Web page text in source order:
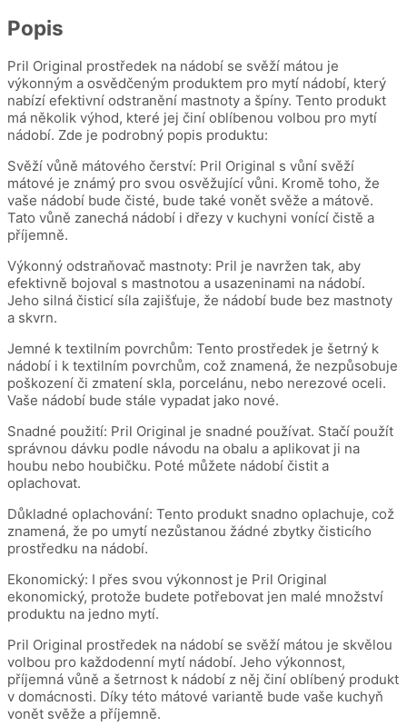
Popis
Pril Original prostředek na nádobí se svěží mátou je
výkonným a osvědčeným produktem pro mytí nádobí, který
nabízí efektivní odstranění mastnoty a špíny. Tento produkt
má několik výhod, které jej činí oblíbenou volbou pro mytí
nádobí. Zde je podrobný popis produktu:
Svěží vůně mátového čerství: Pril Original s vůní svěží
mátové je známý pro svou osvěžující vůni. Kromě toho, že
vaše nádobí bude čisté, bude také vonět svěže a mátově.
Tato vůně zanechá nádobí i dřezy v kuchyni vonící čistě a
příjemně.
Výkonný odstraňovač mastnoty: Pril je navržen tak, aby
efektivně bojoval s mastnotou a usazeninami na nádobí.
Jeho silná čisticí síla zajišťuje, že nádobí bude bez mastnoty
a skvrn.
Jemné k textilním povrchům: Tento prostředek je šetrný k
nádobí i k textilním povrchům, což znamená, že nezpůsobuje
poškození či zmatení skla, porcelánu, nebo nerezové oceli.
Vaše nádobí bude stále vypadat jako nové.
Snadné použití: Pril Original je snadné používat. Stačí použít
správnou dávku podle návodu na obalu a aplikovat ji na
houbu nebo houbičku. Poté můžete nádobí čistit a
oplachovat.
Důkladné oplachování: Tento produkt snadno oplachuje, což
znamená, že po umytí nezůstanou žádné zbytky čisticího
prostředku na nádobí.
Ekonomický: I přes svou výkonnost je Pril Original
ekonomický, protože budete potřebovat jen malé množství
produktu na jedno mytí.
Pril Original prostředek na nádobí se svěží mátou je skvělou
volbou pro každodenní mytí nádobí. Jeho výkonnost,
příjemná vůně a šetrnost k nádobí z něj činí oblíbený produkt
v domácnosti. Díky této mátové variantě bude vaše kuchyň
vonět svěže a příjemně.